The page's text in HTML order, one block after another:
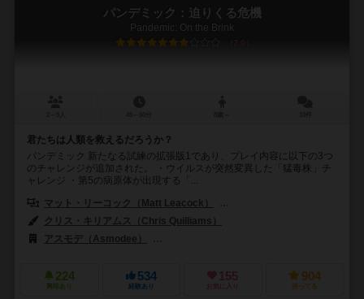
パンデミック：迫りくる危機
Pandemic: On the Brink
7.0
君たちは人類を救えるだろうか？
パンデミック 新たなる試練の拡張版1であり、プレイ内容に以下の3つ
のチャレンジが追加された。 ・ウイルスが突然変異した「猛毒株」チ
ャレンジ ・第5の病原体が出現する「...
マット・リーコック（Matt Leacock）
クリス・キリアムス（Chris Quilliams）
アスモデ（Asmodee）
224
興味あり
534
経験あり
155
お気に入り
904
持ってる